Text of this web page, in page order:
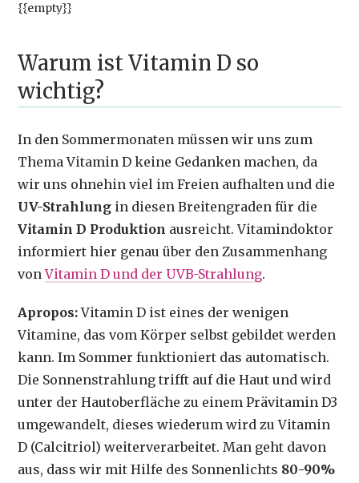
{{empty}}
Warum ist Vitamin D so
wichtig?
In den Sommermonaten müssen wir uns zum
Thema Vitamin D keine Gedanken machen, da
wir uns ohnehin viel im Freien aufhalten und die
UV-Strahlung in diesen Breitengraden für die
Vitamin D Produktion ausreicht. Vitamindoktor
informiert hier genau über den Zusammenhang
vonVitamin D und der UVB-Strahlung.
Apropos:Vitamin D ist eines der wenigen
Vitamine, das vom Körper selbst gebildet werden
kann. Im Sommer funktioniert das automatisch.
Die Sonnenstrahlung trifft auf die Haut und wird
unter der Hautoberfläche zu einem Prävitamin D3
umgewandelt, dieses wiederum wird zu Vitamin
D (Calcitriol) weiterverarbeitet. Man geht davon
aus, dass wir mit Hilfe des Sonnenlichts 80-90%